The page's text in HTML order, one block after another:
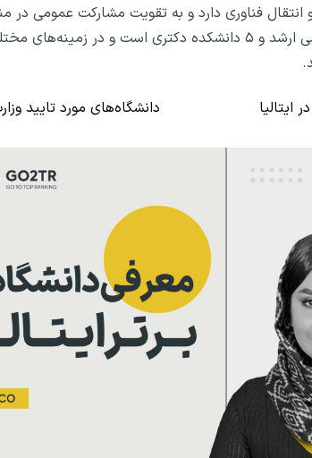
فناوری دارد و به تقویت مشارکت عمومی در
کاسینو شامل ۳۹ برنامه کارشناسی و کارشناسی ارشد و ۵ دانشکده دکتری
ایتالیا دانشگاه‌های مورد تایید